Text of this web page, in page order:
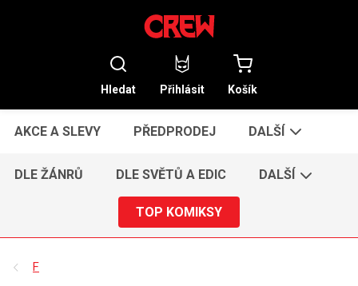
Hledat Přihlásit Košík
AKCE A SLEVY PŘEDPRODEJ DALŠÍ
DLE ŽÁNRŮ DLE SVĚTŮ A EDIC DALŠÍ
TOP KOMIKSY
F